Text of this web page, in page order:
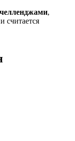
,
считается